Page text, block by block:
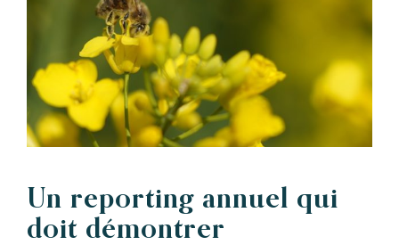
Un reporting annuel qui
doit démontrer